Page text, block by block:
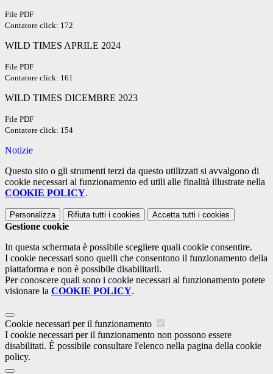
File PDF
Contatore click: 172
WILD TIMES APRILE 2024
File PDF
Contatore click: 161
WILD TIMES DICEMBRE 2023
File PDF
Contatore click: 154
Notizie
Questo sito o gli strumenti terzi da questo utilizzati si avvalgono di
cookie necessari al funzionamento ed utili alle finalità illustrate nella
COOKIE POLICY.
Personalizza Rifiuta tutti i cookies Accetta tutti i cookies
Gestione cookie
In questa schermata è possibile scegliere quali cookie consentire.
I cookie necessari sono quelli che consentono il funzionamento della
piattaforma e non è possibile disabilitarli.
Per conoscere quali sono i cookie necessari al funzionamento potete
visionare la COOKIE POLICY.
Cookie necessari per il funzionamento
I cookie necessari per il funzionamento non possono essere
disabilitati. È possibile consultare l'elenco nella pagina della cookie
policy.